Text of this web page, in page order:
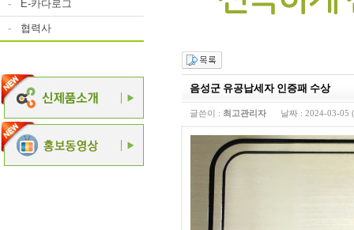
- E-카다로그
- 협력사
음성군 유공납세자 인증패 수상
글쓴이 : 최고관리자 날짜 : 2024-03-05